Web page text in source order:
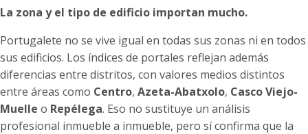
La zona y el tipo de edificio importan mucho.
Portugalete no se vive igual en todas sus zonas ni en todos
sus edificios. Los índices de portales reflejan además
diferencias entre distritos, con valores medios distintos
entre áreas como Centro, Azeta-Abatxolo, Casco Viejo-
Muelle o Repélega. Eso no sustituye un análisis
profesional inmueble a inmueble, pero sí confirma que la